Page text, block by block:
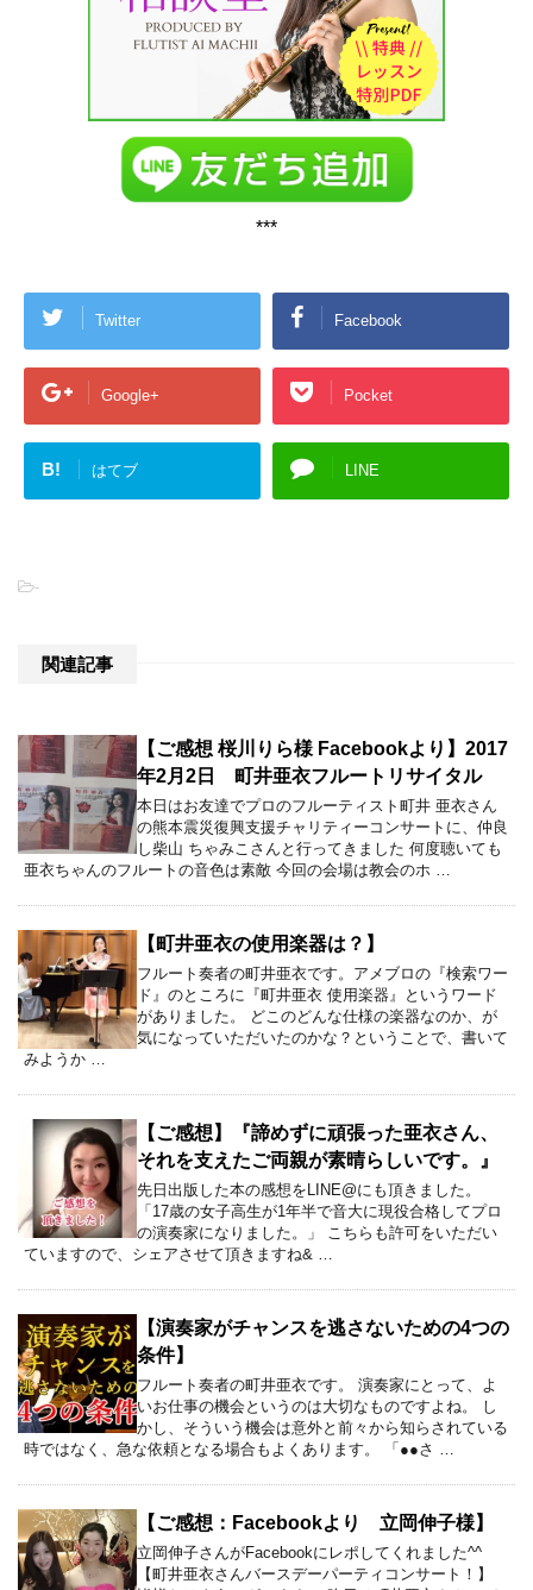
***
Twitter Facebook
Google+ Pocket
B! はてブ LINE
-
関連記事
【ご感想 桜川りら様 Facebookより】2017
年2月2日 町井亜衣フルートリサイタル
本日はお友達でプロのフルーティスト町井 亜衣さん
の熊本震災復興支援チャリティーコンサートに、仲良
し柴山 ちゃみこさんと行ってきました 何度聴いても
亜衣ちゃんのフルートの音色は素敵 今回の会場は教会のホ …
【町井亜衣の使用楽器は？】
フルート奏者の町井亜衣です。アメブロの『検索ワー
ド』のところに『町井亜衣 使用楽器』というワード
がありました。 どこのどんな仕様の楽器なのか、が
気になっていただいたのかな？ということで、書いて
みようか …
【ご感想】『諦めずに頑張った亜衣さん、
それを支えたご両親が素晴らしいです。』
先日出版した本の感想をLINE@にも頂きました。
「17歳の女子高生が1年半で音大に現役合格してプロ
の演奏家になりました。」 こちらも許可をいただい
ていますので、シェアさせて頂きますね& …
【演奏家がチャンスを逃さないための4つの
条件】
フルート奏者の町井亜衣です。 演奏家にとって、よ
いお仕事の機会というのは大切なものですよね。 し
かし、そういう機会は意外と前々から知らされている
時ではなく、急な依頼となる場合もよくあります。 「●●さ …
【ご感想：Facebookより 立岡伸子様】
立岡伸子さんがFacebookにレポしてくれました^^
【町井亜衣さんバースデーパーティコンサート！】